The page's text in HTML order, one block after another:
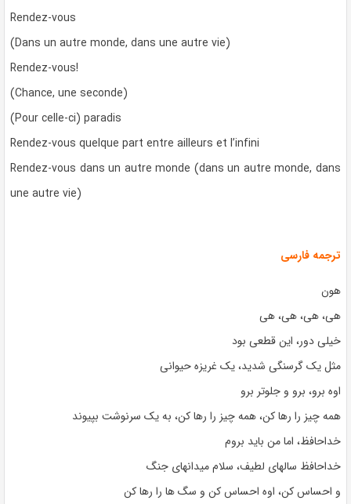
Rendez-vous
(Dans un autre monde, dans une autre vie)
Rendez-vous!
(Chance, une seconde)
(Pour celle-ci) paradis
Rendez-vous quelque part entre ailleurs et l’infini
Rendez-vous dans un autre monde (dans un autre monde, dans
une autre vie)
ترجمه فارسی
هون
هی، هی، هی، هی
خیلی دور، این قطعی بود
مثل یک گرسنگی شدید، یک غریزه حیوانی
اوه برو، برو و جلوتر برو
همه چیز را رها کن، همه چیز را رها کن، به یک سرنوشت بپیوند
خداحافظ، اما من باید بروم
خداحافظ سالهای لطیف، سلام میدانهای جنگ
و احساس کن، اوه احساس کن و سگ ها را رها کن